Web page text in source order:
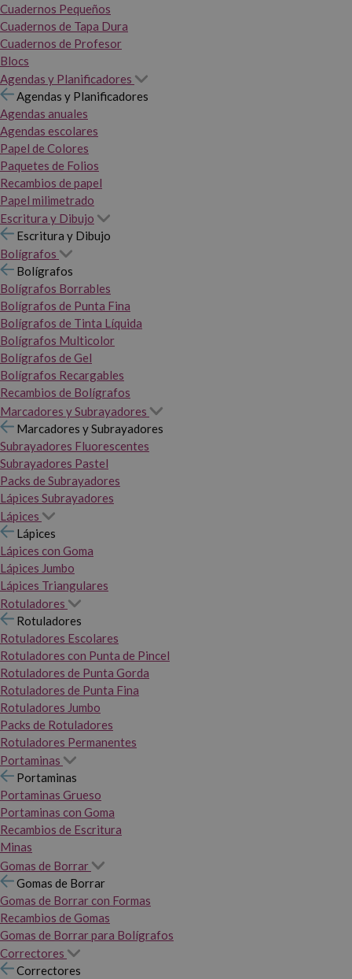
Cuadernos Pequeños
Cuadernos de Tapa Dura
Cuadernos de Profesor
Blocs
Agendas y Planificadores
Agendas y Planificadores
Agendas anuales
Agendas escolares
Papel de Colores
Paquetes de Folios
Recambios de papel
Papel milimetrado
Escritura y Dibujo
Escritura y Dibujo
Bolígrafos
Bolígrafos
Bolígrafos Borrables
Bolígrafos de Punta Fina
Bolígrafos de Tinta Líquida
Bolígrafos Multicolor
Bolígrafos de Gel
Bolígrafos Recargables
Recambios de Bolígrafos
Marcadores y Subrayadores
Marcadores y Subrayadores
Subrayadores Fluorescentes
Subrayadores Pastel
Packs de Subrayadores
Lápices Subrayadores
Lápices
Lápices
Lápices con Goma
Lápices Jumbo
Lápices Triangulares
Rotuladores
Rotuladores
Rotuladores Escolares
Rotuladores con Punta de Pincel
Rotuladores de Punta Gorda
Rotuladores de Punta Fina
Rotuladores Jumbo
Packs de Rotuladores
Rotuladores Permanentes
Portaminas
Portaminas
Portaminas Grueso
Portaminas con Goma
Recambios de Escritura
Minas
Gomas de Borrar
Gomas de Borrar
Gomas de Borrar con Formas
Recambios de Gomas
Gomas de Borrar para Bolígrafos
Correctores
Correctores